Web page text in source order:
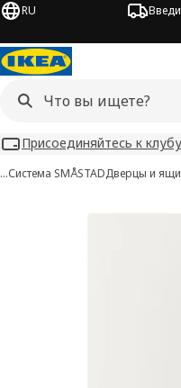
RU
Присоединяйтесь к
…Система SMÅSTADДверцы и
изображения